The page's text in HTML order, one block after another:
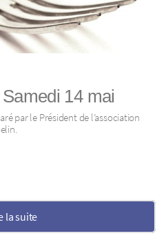
14 mai
par le Président de l’association
la suite